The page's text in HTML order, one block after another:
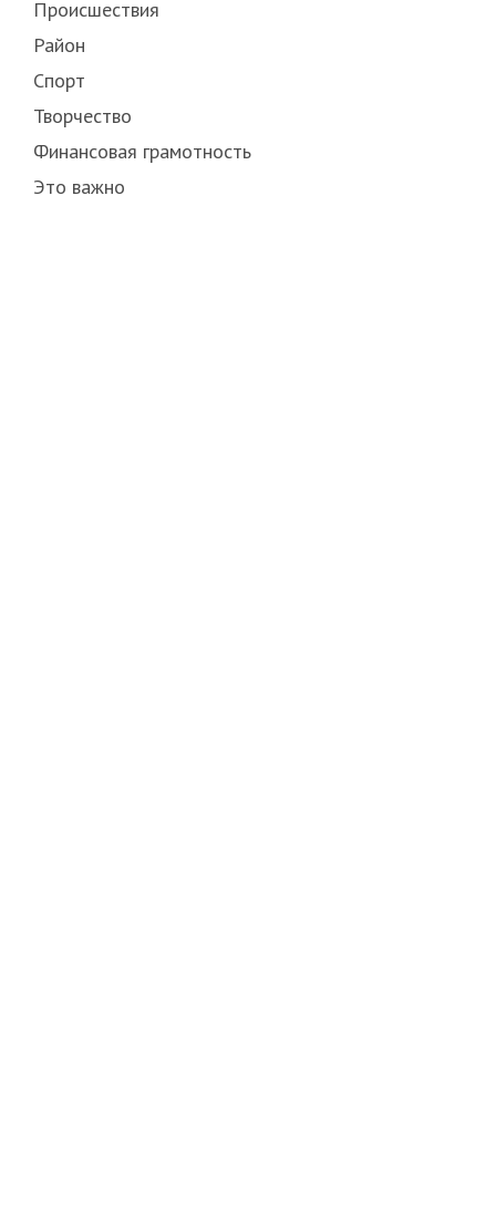
Происшествия
Район
Спорт
Творчество
Финансовая грамотность
Это важно